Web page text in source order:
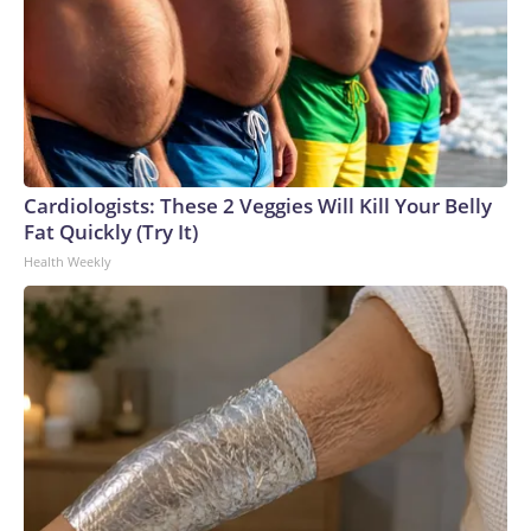
por el delito de corrupción propia y, con ello, la extinción de
su responsabilidad en el caso.El caso, sin embargo, dista de
tener cinco años de antigüedad. La detención en 2009 fue el
primer episodio del largo proceso en contra de Afiuni. En
febrero de 2011, las autoridades le concedieron a la jueza
llevar su proceso bajo detención domiciliaria por problemas
de salud, según registros de la organización Amnistía
Internacional. Durante los 14 meses que estuvo en prisión,
tanto Afiuni como su defensa afirmaron que la jueza fue
sometida a violaciones de derechos humanos. En junio de
2013, Afiuni obtuvo la libertad condicional bajo ciertos
requisitos, como presentarse cada 15 días ante el tribunal,
no salir del país, no hablar con medios de comunicación ni
escribir en redes sociales. El caso volvió a dar un giro
completo en marzo de 2019, cuando un tribunal de Caracas
condenó a Afiuni a cinco años de prisión por el delito de
corrupción.Tras la condena de 2019, la ONU calificó la
decisión como “deplorable” y dijo que Afiuni seguía siendo
Cardiologists: These 2 Veggies Will Kill Your Belly
Fat Quickly (Try It)
Health Weekly